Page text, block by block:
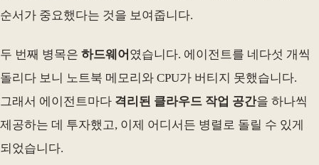
순서가 중요했다는 것을 보여줍니다.
두 번째 병목은 하드웨어 였습니다. 에이전트를 네다섯 개씩
돌리다 보니 노트북 메모리와 CPU가 버티지 못했습니다.
그래서 에이전트마다 격리된 클라우드 작업 공간을 하나씩
제공하는 데 투자했고, 이제 어디서든 병렬로 돌릴 수 있게
되었습니다.